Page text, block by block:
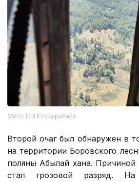
Фото: ГНПП «Бурабай»
Второй очаг был обнаружен в
на территории Боровского
поляны Абылай хана. Причиной
стал грозовой разряд.